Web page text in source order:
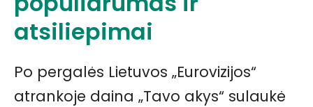
atsiliepimai
Po pergalės Lietuvos „Eurovizijos“
atrankoje daina „Tavo akys“ sulaukė